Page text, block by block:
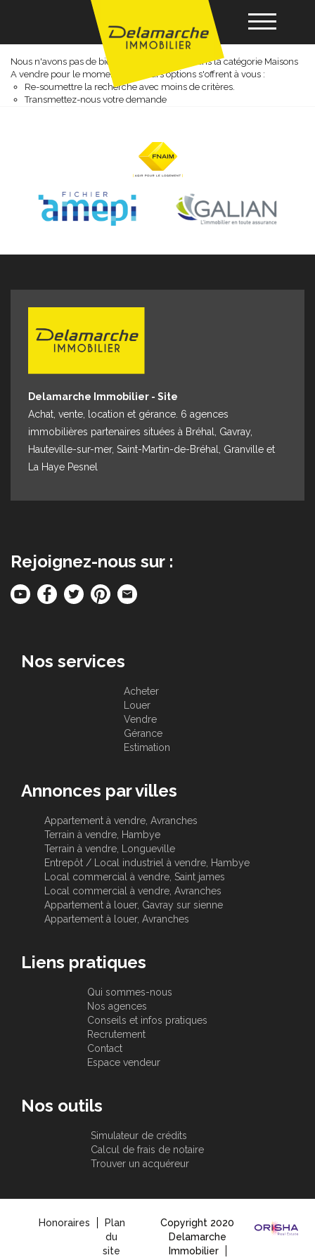
Acheter
Gérance
Nos agences
Maisons a vendre
Nous n'avons pas de biens à vous proposer dans la catégorie Maisons
A vendre pour le moment , plusieurs options s'offrent à vous :
Re-soumettre la recherche avec moins de critères.
Transmettez-nous votre demande
Delamarche Immobilier - Site
Achat, vente, location et gérance. 6 agences
immobilières partenaires situées à Bréhal, Gavray,
Hauteville-sur-mer, Saint-Martin-de-Bréhal, Granville et
La Haye Pesnel
Rejoignez-nous sur :
Nos services
Acheter
Louer
Vendre
Gérance
Estimation
Annonces par villes
Appartement à vendre, Avranches
Terrain à vendre, Hambye
Terrain à vendre, Longueville
Entrepôt / Local industriel à vendre, Hambye
Local commercial à vendre, Saint james
Local commercial à vendre, Avranches
Appartement à louer, Gavray sur sienne
Appartement à louer, Avranches
Liens pratiques
Qui sommes-nous
Nos agences
Conseils et infos pratiques
Recrutement
Contact
Espace vendeur
Nos outils
Simulateur de crédits
Calcul de frais de notaire
Trouver un acquéreur
Honoraires
Plan
du
site
Copyright 2020
Delamarche
Immobilier